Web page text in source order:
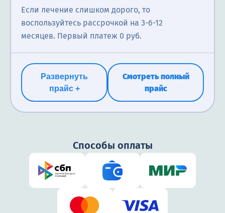
Если лечение слишком дорого, то
воспользуйтесь рассрочкой на 3-6-12
месяцев. Первый платеж 0 руб.
Развернуть
прайс +
Смотреть полный
прайс
Способы оплаты